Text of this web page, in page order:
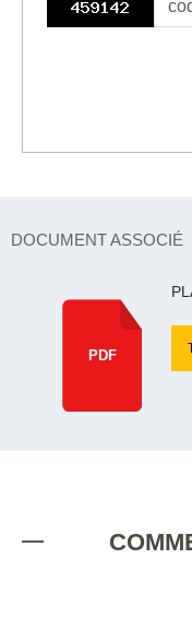
DOCUMENT ASSOCIÉ
PDF